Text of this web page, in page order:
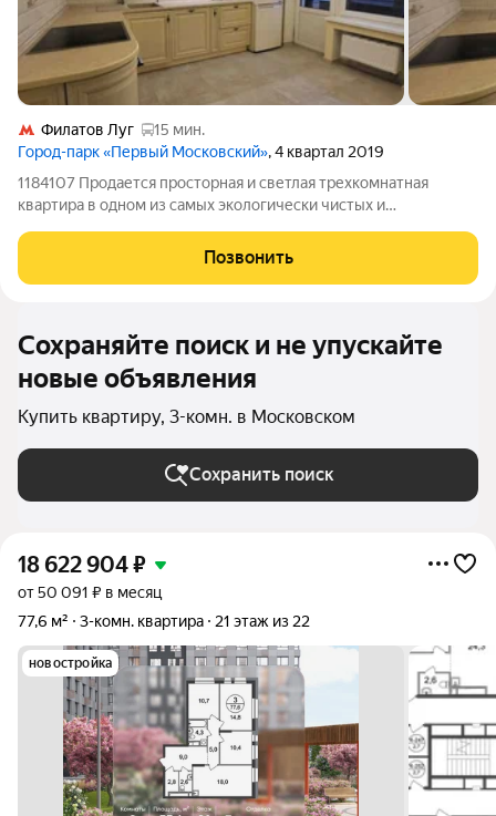
Филатов Луг
15 мин.
Город-парк «Первый Московский», 4 квартал 2019
1184107 Продается просторная и светлая трехкомнатная
квартира в одном из самых экологически чистых и
Московский Город-Парк». Преимущества квартиры:
Планировка: Общая площадь 77,2 кв. м. Все комнаты
Позвонить
Сохраняйте поиск и не упускайте
новые объявления
Купить квартиру, 3-комн. в Московском
Сохранить поиск
18 622 904₽
от 50 091 ₽ в месяц
77,6 м²
3-комн. квартира 21 этаж из 22
новостройка